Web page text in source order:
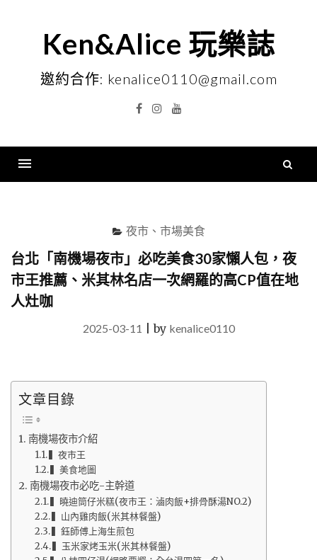
Ken&Alice 玩樂誌
邀約合作: kenalice0110@gmail.com
FacebookInstagramYouTube
夜市、市場美食
台北「南機場夜市」必吃美食30家懶人包，夜
市王推薦、米其林名店一次網羅的高CP值在地
人灶咖
2025-03-11 |by kenalice0110
文章目錄
南機場夜市介紹
▍夜市王
▍美食地圖
南機場夜市必吃-主幹道
▍曉迪筒仔米糕(夜市王：滷肉飯+排骨酥湯NO.2)
▍山內雞肉飯(米其林餐盤)
▍鈺師傅上海生煎包
▍玉米家烤玉米(米其林餐盤)